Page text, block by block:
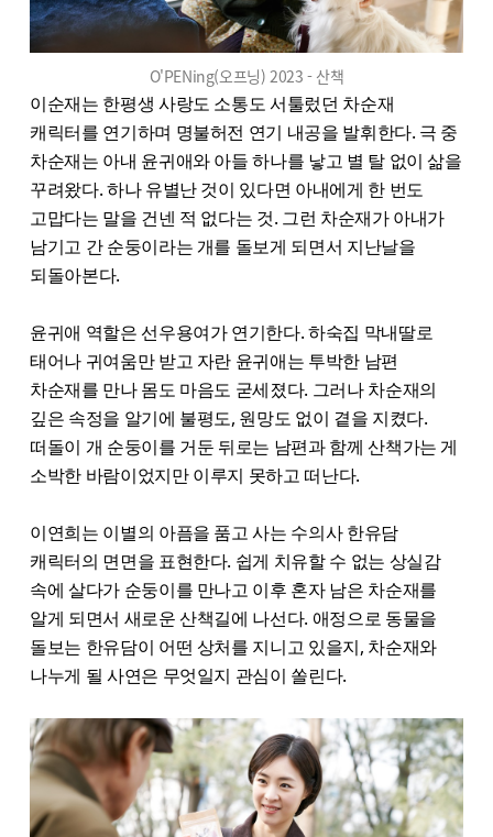
O'PENing(오프닝) 2023 - 산책
이순재는 한평생 사랑도 소통도 서툴렀던 차순재
캐릭터를 연기하며 명불허전 연기 내공을 발휘한다. 극 중
차순재는 아내 윤귀애와 아들 하나를 낳고 별 탈 없이 삶을
꾸려왔다. 하나 유별난 것이 있다면 아내에게 한 번도
고맙다는 말을 건넨 적 없다는 것. 그런 차순재가 아내가
남기고 간 순둥이라는 개를 돌보게 되면서 지난날을
되돌아본다.
윤귀애 역할은 선우용여가 연기한다. 하숙집 막내딸로
태어나 귀여움만 받고 자란 윤귀애는 투박한 남편
차순재를 만나 몸도 마음도 굳세졌다. 그러나 차순재의
깊은 속정을 알기에 불평도, 원망도 없이 곁을 지켰다.
떠돌이 개 순둥이를 거둔 뒤로는 남편과 함께 산책가는 게
소박한 바람이었지만 이루지 못하고 떠난다.
이연희는 이별의 아픔을 품고 사는 수의사 한유담
캐릭터의 면면을 표현한다. 쉽게 치유할 수 없는 상실감
속에 살다가 순둥이를 만나고 이후 혼자 남은 차순재를
알게 되면서 새로운 산책길에 나선다. 애정으로 동물을
돌보는 한유담이 어떤 상처를 지니고 있을지, 차순재와
나누게 될 사연은 무엇일지 관심이 쏠린다.